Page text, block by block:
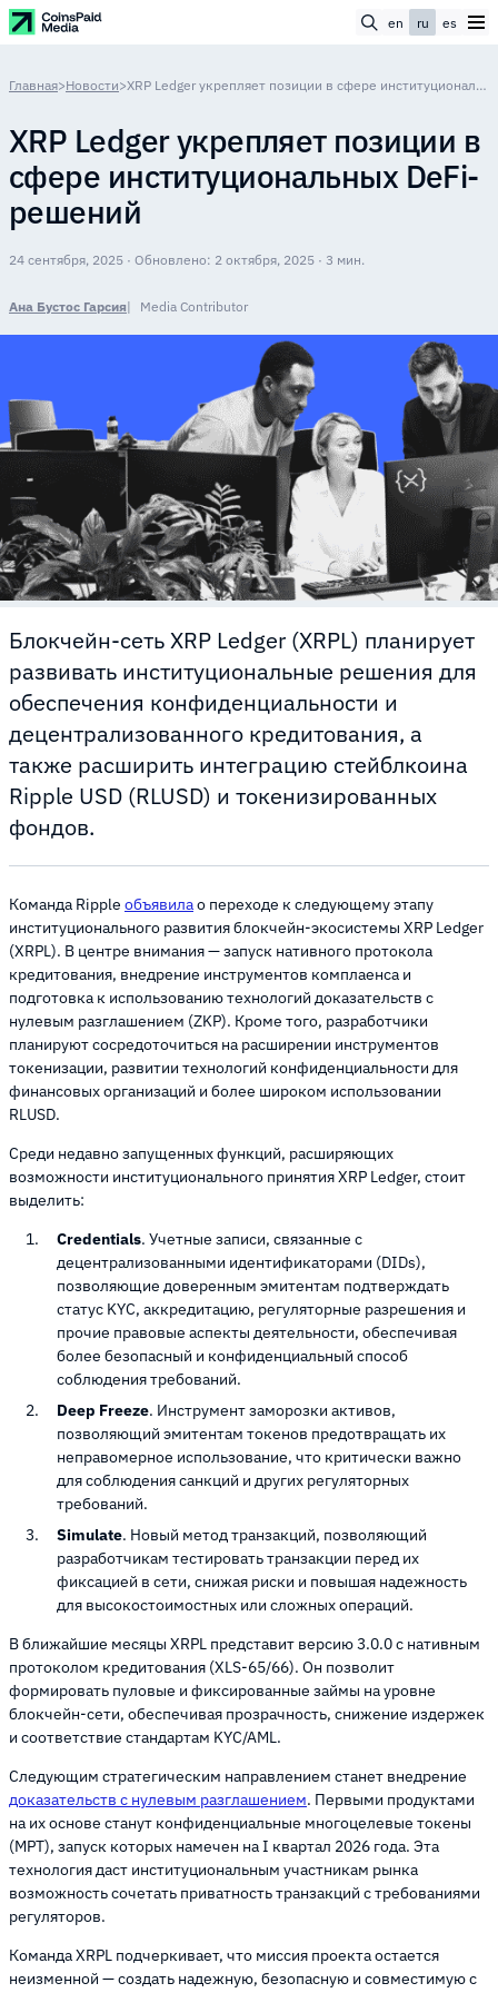
en ru es
Главная>Новости> XRP Ledger укрепляет позиции в сфере институциональных DeFi-решений
XRP Ledger укрепляет позиции в
сфере институциональных DeFi-
решений
24 сентября, 2025 · Обновлено: 2 октября, 2025 · 3 мин.
Ана Бустос Гарсия Media Contributor
Блокчейн-сеть XRP Ledger (XRPL) планирует
развивать институциональные решения для
обеспечения конфиденциальности и
децентрализованного кредитования, а
также расширить интеграцию стейблкоина
Ripple USD (RLUSD) и токенизированных
фондов.
Команда Ripple объявилао переходе к следующему этапу
институционального развития блокчейн-экосистемы XRP Ledger
(XRPL). В центре внимания — запуск нативного протокола
кредитования, внедрение инструментов комплаенса и
подготовка к использованию технологий доказательств с
нулевым разглашением (ZKP). Кроме того, разработчики
планируют сосредоточиться на расширении инструментов
токенизации, развитии технологий конфиденциальности для
финансовых организаций и более широком использовании
RLUSD.
Среди недавно запущенных функций, расширяющих
возможности институционального принятия XRP Ledger, стоит
выделить:
Credentials. Учетные записи, связанные с
децентрализованными идентификаторами (DIDs),
позволяющие доверенным эмитентам подтверждать
статус KYC, аккредитацию, регуляторные разрешения и
прочие правовые аспекты деятельности, обеспечивая
более безопасный и конфиденциальный способ
соблюдения требований.
Deep Freeze. Инструмент заморозки активов,
позволяющий эмитентам токенов предотвращать их
неправомерное использование, что критически важно
для соблюдения санкций и других регуляторных
требований.
Simulate. Новый метод транзакций, позволяющий
разработчикам тестировать транзакции перед их
фиксацией в сети, снижая риски и повышая надежность
для высокостоимостных или сложных операций.
В ближайшие месяцы XRPL представит версию 3.0.0 с нативным
протоколом кредитования (XLS-65/66). Он позволит
формировать пуловые и фиксированные займы на уровне
блокчейн-сети, обеспечивая прозрачность, снижение издержек
и соответствие стандартам KYC/AML.
Следующим стратегическим направлением станет внедрение
доказательств с нулевым разглашением. Первыми продуктами
на их основе станут конфиденциальные многоцелевые токены
(MPT), запуск которых намечен на I квартал 2026 года. Эта
технология даст институциональным участникам рынка
возможность сочетать приватность транзакций с требованиями
регуляторов.
Команда XRPL подчеркивает, что миссия проекта остается
неизменной — создать надежную, безопасную и совместимую с